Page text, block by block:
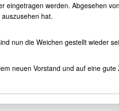
eingetragen werden. Abgesehen
hat.
nun die Weichen gestellt wieder
neuen Vorstand und auf eine gute